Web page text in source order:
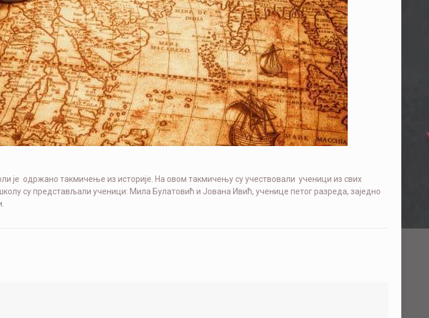
је одржано такмичење из историје. На овом такмичењу су учествовали ученици из свих
су представљали ученици: Мила Булатовић и Јована Ивић, ученице петог разреда, заједно